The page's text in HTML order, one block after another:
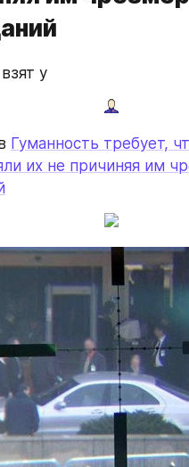
у
Гуманность требует,
их не причиняя им